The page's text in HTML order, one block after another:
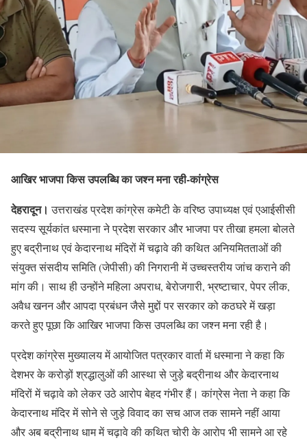
आखिर भाजपा किस उपलब्धि का जश्न मना रही-कांग्रेस
देहरादून। उत्तराखंड प्रदेश कांग्रेस कमेटी के वरिष्ठ उपाध्यक्ष एवं एआईसीसी
सदस्य सूर्यकांत धस्माना ने प्रदेश सरकार और भाजपा पर तीखा हमला बोलते
हुए बद्रीनाथ एवं केदारनाथ मंदिरों में चढ़ावे की कथित अनियमितताओं की
संयुक्त संसदीय समिति (जेपीसी) की निगरानी में उच्चस्तरीय जांच कराने की
मांग की। साथ ही उन्होंने महिला अपराध, बेरोजगारी, भ्रष्टाचार, पेपर लीक,
अवैध खनन और आपदा प्रबंधन जैसे मुद्दों पर सरकार को कठघरे में खड़ा
करते हुए पूछा कि आखिर भाजपा किस उपलब्धि का जश्न मना रही है।
प्रदेश कांग्रेस मुख्यालय में आयोजित पत्रकार वार्ता में धस्माना ने कहा कि
देशभर के करोड़ों श्रद्धालुओं की आस्था से जुड़े बद्रीनाथ और केदारनाथ
मंदिरों में चढ़ावे को लेकर उठे आरोप बेहद गंभीर हैं। कांग्रेस नेता ने कहा कि
केदारनाथ मंदिर में सोने से जुड़े विवाद का सच आज तक सामने नहीं आया
और अब बद्रीनाथ धाम में चढ़ावे की कथित चोरी के आरोप भी सामने आ रहे